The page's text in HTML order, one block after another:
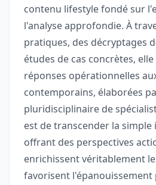
contenu lifestyle fondé sur
l'analyse approfondie. À
pratiques, des décryptages
études de cas concrètes,
réponses opérationnelles
contemporains, élaborées
pluridisciplinaire de
est de transcender la
offrant des perspectives
enrichissent véritablement
favorisent l'épanouissement